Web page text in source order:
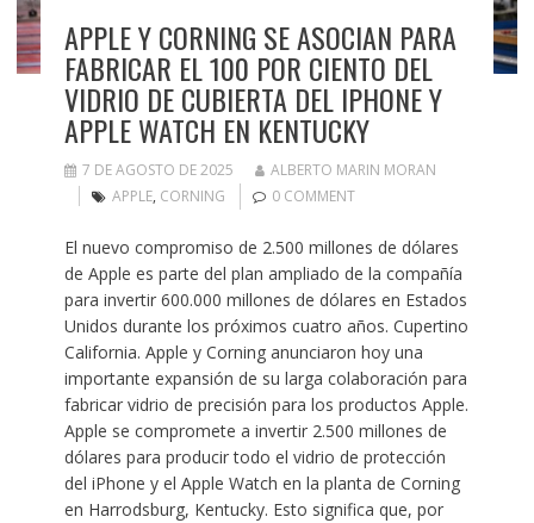
APPLE Y CORNING SE ASOCIAN PARA
FABRICAR EL 100 POR CIENTO DEL
VIDRIO DE CUBIERTA DEL IPHONE Y
APPLE WATCH EN KENTUCKY
7 DE AGOSTO DE 2025
ALBERTO MARIN MORAN
APPLE, CORNING 0 COMMENT
El nuevo compromiso de 2.500 millones de dólares
de Apple es parte del plan ampliado de la compañía
para invertir 600.000 millones de dólares en Estados
Unidos durante los próximos cuatro años. Cupertino
California. Apple y Corning anunciaron hoy una
importante expansión de su larga colaboración para
fabricar vidrio de precisión para los productos Apple.
Apple se compromete a invertir 2.500 millones de
dólares para producir todo el vidrio de protección
del iPhone y el Apple Watch en la planta de Corning
en Harrodsburg, Kentucky. Esto significa que, por